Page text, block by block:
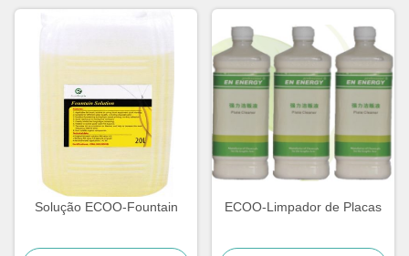
Solução ECOO-Fountain ECOO-Limpador de Placas